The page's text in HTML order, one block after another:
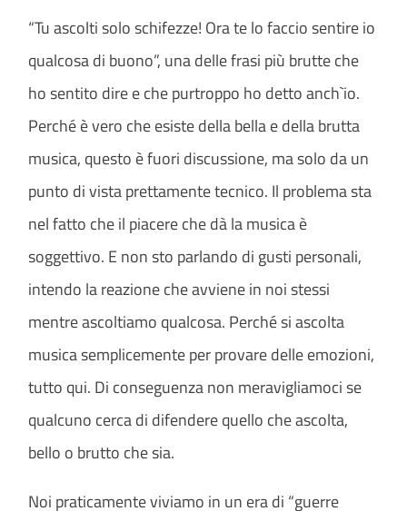
“Tu ascolti solo schifezze! Ora te lo faccio sentire io
qualcosa di buono”, una delle frasi più brutte che
ho sentito dire e che purtroppo ho detto anch`io.
Perché è vero che esiste della bella e della brutta
musica, questo è fuori discussione, ma solo da un
punto di vista prettamente tecnico. Il problema sta
nel fatto che il piacere che dà la musica è
soggettivo. E non sto parlando di gusti personali,
intendo la reazione che avviene in noi stessi
mentre ascoltiamo qualcosa. Perché si ascolta
musica semplicemente per provare delle emozioni,
tutto qui. Di conseguenza non meravigliamoci se
qualcuno cerca di difendere quello che ascolta,
bello o brutto che sia.
Noi praticamente viviamo in un era di “guerre